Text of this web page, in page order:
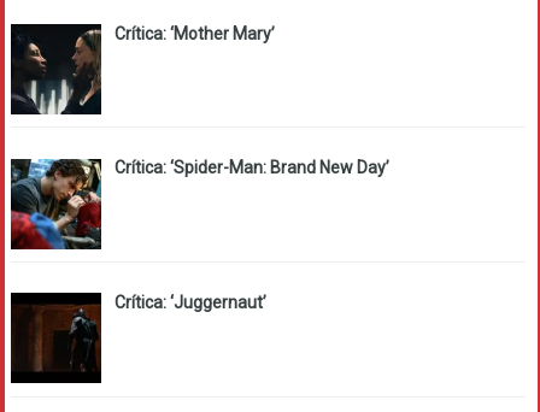
Crítica: ‘Mother Mary’
Crítica: ‘Spider-Man: Brand New Day’
Crítica: ‘Juggernaut’